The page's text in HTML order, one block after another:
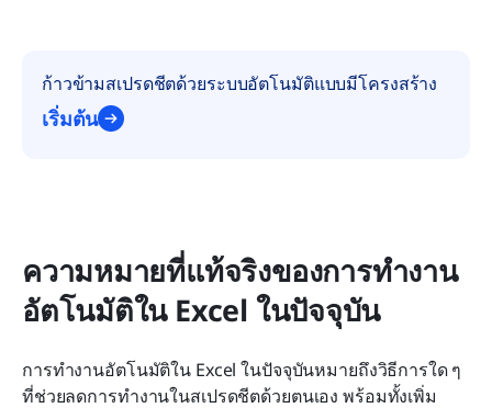
ก้าวข้ามสเปรดชีตด้วยระบบอัตโนมัติแบบมีโครงสร้าง
เริ่มต้น
ความหมายที่แท้จริงของการทำงาน
อัตโนมัติใน Excel ในปัจจุบัน
การทำงานอัตโนมัติใน Excel ในปัจจุบันหมายถึงวิธีการใด ๆ
ที่ช่วยลดการทำงานในสเปรดชีตด้วยตนเอง พร้อมทั้งเพิ่ม